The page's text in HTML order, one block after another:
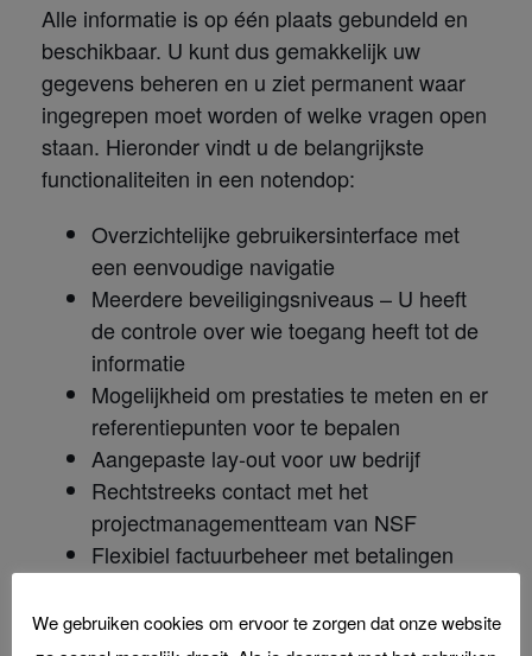
Alle informatie is op één plaats gebundeld en
beschikbaar. U kunt dus gemakkelijk uw
gegevens beheren en u ziet permanent waar
ingegrepen moet worden of welke vragen open
staan. Hieronder vindt u de belangrijkste
functionaliteiten in een notendop:
Overzichtelijke gebruikersinterface met
een eenvoudige navigatie
Meerdere beveiligingsniveaus – U heeft
de controle over wie toegang heeft tot de
informatie
Mogelijkheid om prestaties te meten en er
referentiepunten voor te bepalen
Aangepaste lay-out voor uw bedrijf
Rechtstreeks contact met het
projectmanagementteam van NSF
Flexibiel factuurbeheer met betalingen
We gebruiken cookies om ervoor te zorgen dat onze website